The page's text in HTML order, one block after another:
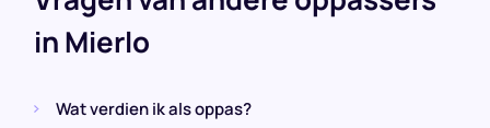
in Mierlo
Wat verdien ik als oppas?